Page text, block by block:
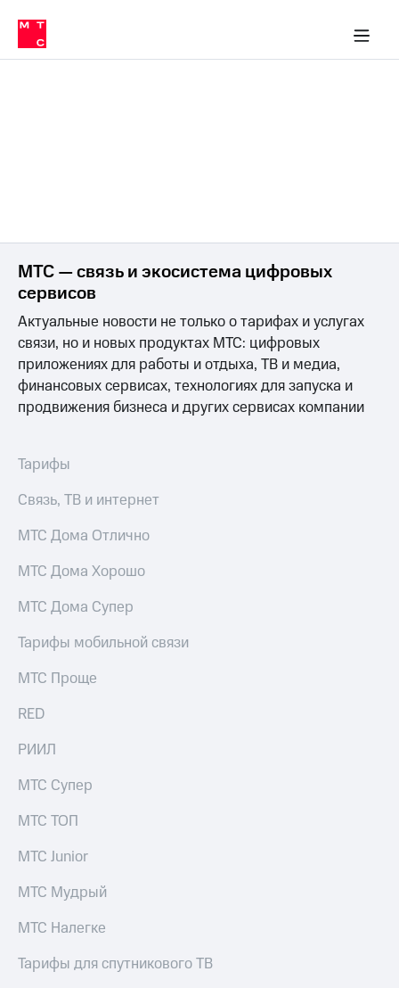
Медиа-центр
и акционерам
Устойчивое развитие
Комплаенс и деловая этика
компании
региона
Правовая
информация
Контакты
Медиа-центр
Пресс-
релизы
Интервью
отчетность
Контакты
Новости
в
секретарь
информации
акционерам
ПАО
"МТС"
Собрания
акционеров
кабинет
МТС — связь и экосистема цифровых
сервисов
Актуальные новости не только о тарифах и услугах
связи, но и новых продуктах МТС: цифровых
приложениях для работы и отдыха, ТВ и медиа,
финансовых сервисах, технологиях для запуска и
продвижения бизнеса и других сервисах компании
Тарифы
Связь, ТВ и интернет
МТС Дома Отлично
МТС Дома Хорошо
МТС Дома Супер
Тарифы мобильной связи
МТС Проще
RED
РИИЛ
МТС Супер
МТС ТОП
МТС Junior
МТС Мудрый
МТС Налегке
Тарифы для спутникового ТВ